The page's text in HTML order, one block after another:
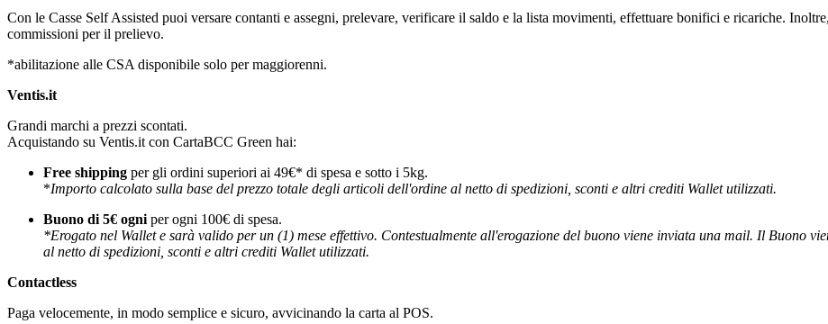
Con le Casse Self Assisted puoi versare contanti e assegni, prelevare, verificare il saldo e la lista movimenti, effettuare bonifici e ricariche.
commissioni per il prelievo.
*abilitazione alle CSA disponibile solo per maggiorenni.
Ventis.it
Grandi marchi a prezzi scontati.
Acquistando su Ventis.it con CartaBCC Green hai:
Free shipping per gli ordini superiori ai 49€* di spesa e sotto i 5kg.
*Importo calcolato sulla base del prezzo totale degli articoli dell'ordine al netto di spedizioni, sconti e altri crediti Wallet utilizzati.
Buono di 5€ ogni per ogni 100€ di spesa.
*Erogato nel Wallet e sarà valido per un (1) mese effettivo. Contestualmente all'erogazione del buono viene inviata una mail. Il Buono
al netto di spedizioni, sconti e altri crediti Wallet utilizzati.
Contactless
Paga velocemente, in modo semplice e sicuro, avvicinando la carta al POS.